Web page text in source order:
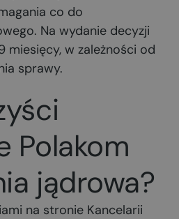
co do
Na wydanie decyzji
miesięcy, w zależności od
sprawy.
Polakom
jądrowa?
na stronie Kancelarii